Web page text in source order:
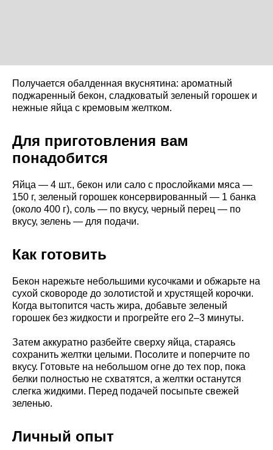
Получается обалденная вкуснятина: ароматный
поджаренный бекон, сладковатый зеленый горошек и
нежные яйца с кремовым желтком.
Для приготовления вам
понадобится
Яйца — 4 шт., бекон или сало с прослойками мяса —
150 г, зеленый горошек консервированный — 1 банка
(около 400 г), соль — по вкусу, черный перец — по
вкусу, зелень — для подачи.
Как готовить
Бекон нарежьте небольшими кусочками и обжарьте на
сухой сковороде до золотистой и хрустящей корочки.
Когда вытопится часть жира, добавьте зеленый
горошек без жидкости и прогрейте его 2–3 минуты.
Затем аккуратно разбейте сверху яйца, стараясь
сохранить желтки целыми. Посолите и поперчите по
вкусу. Готовьте на небольшом огне до тех пор, пока
белки полностью не схватятся, а желтки останутся
слегка жидкими. Перед подачей посыпьте свежей
зеленью.
Личный опыт